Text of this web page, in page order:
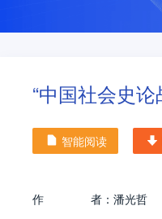
“中国社会史
智能阅读
作 者： 潘光哲